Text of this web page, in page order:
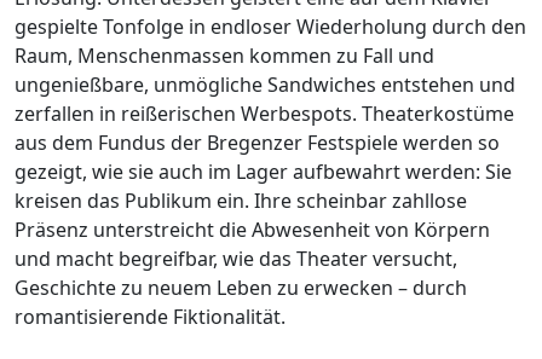
gespielte Tonfolge in endloser Wiederholung durch den
Raum, Menschenmassen kommen zu Fall und
ungenießbare, unmögliche Sandwiches entstehen und
zerfallen in reißerischen Werbespots. Theaterkostüme
aus dem Fundus der Bregenzer Festspiele werden so
gezeigt, wie sie auch im Lager aufbewahrt werden: Sie
kreisen das Publikum ein. Ihre scheinbar zahllose
Präsenz unterstreicht die Abwesenheit von Körpern
und macht begreifbar, wie das Theater versucht,
Geschichte zu neuem Leben zu erwecken – durch
romantisierende Fiktionalität.